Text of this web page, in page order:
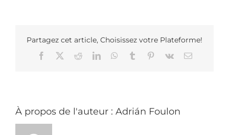
à
une
cessation
du
Partagez cet article, Choisissez votre Plateforme!
Facebook RedditLinkedInWhatsApp
Tumblr Pinterest
Vk Email
À propos de l'auteur : Adrián Foulon